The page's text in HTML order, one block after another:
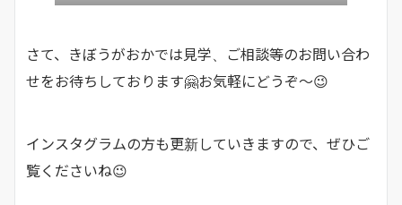
さて、きぼうがおかでは見学、ご相談等のお問い合わ
せをお待ちしております🤗お気軽にどうぞ～😉
インスタグラムの方も更新していきますので、ぜひご
覧くださいね😉